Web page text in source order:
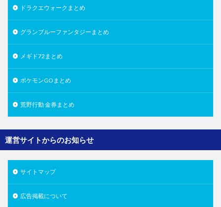
ドラクエウォークまとめ
グランブルーファンタジーまとめ
メギド72まとめ
ポケモンGOまとめ
荒野行動 金券まとめ
運営サイトからのお知らせ
サイトマップ
広告掲載について